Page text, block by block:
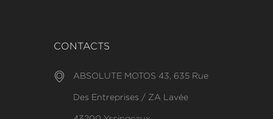
CONTACTS
ABSOLUTE MOTOS 43, 635 Rue
Des Entreprises / ZA Lavée